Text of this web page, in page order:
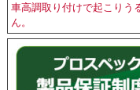
車高調取り付けで起こりう
ん。